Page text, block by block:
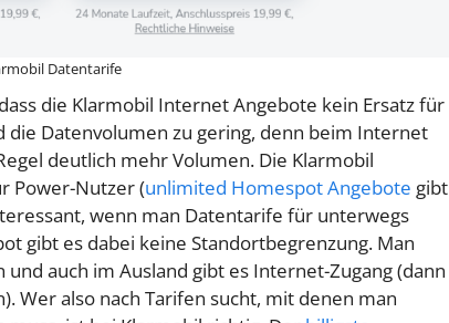
Datentarife
die Klarmobil Internet Angebote kein Ersatz für
die Datenvolumen zu gering, denn beim Internet
deutlich mehr Volumen. Die Klarmobil
Power-Nutzer (unlimited Homespot Angebote gibt
wenn man Datentarife für unterwegs
gibt es dabei keine Standortbegrenzung. Man
auch im Ausland gibt es Internet-Zugang (dann
Wer also nach Tarifen sucht, mit denen man